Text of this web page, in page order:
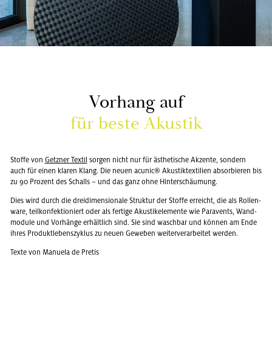
Vor­hang auf
für beste Akus­tik
Stof­fe von Getz­ner Tex­til sor­gen nicht nur für äs­the­ti­sche Ak­zen­te, son­dern
auch für einen kla­ren Klang. Die neuen acu­nic® Akus­tik­tex­ti­li­en ab­sor­bie­ren bis
zu 90 Pro­zent des Schalls – und das ganz ohne Hin­ter­schäu­mung.
Dies wird durch die drei­di­men­sio­na­le Struk­tur der Stof­fe er­reicht, die als Rol­len­
wa­re, teil­kon­fek­tio­niert oder als fer­ti­ge Akus­tikele­men­te wie Pa­ra­vents, Wand­
mo­du­le und Vor­hän­ge er­hält­lich sind. Sie sind wasch­bar und kön­nen am Ende
ihres Pro­dukt­le­bens­zy­klus zu neuen Ge­we­ben wei­ter­ver­ar­bei­tet wer­den.
Texte von Ma­nue­la de Pre­tis